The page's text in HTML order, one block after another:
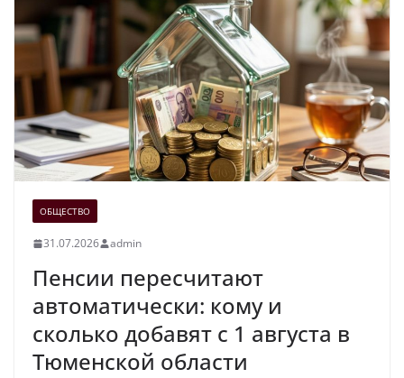
ОБЩЕСТВО
31.07.2026 admin
Пенсии пересчитают
автоматически: кому и
сколько добавят с 1 августа в
Тюменской области